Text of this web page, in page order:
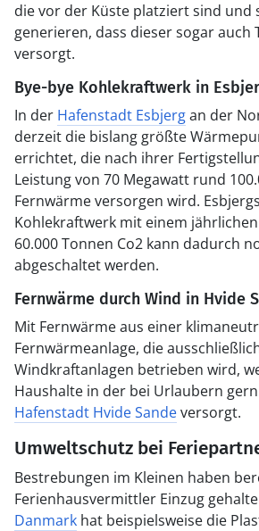
die vor der Küste platziert sind und
generieren, dass dieser sogar auch
versorgt.
Bye-bye Kohlekraftwerk in
In der Hafenstadt Esbjergan der
derzeit die bislang größte
errichtet, die nach ihrer
Leistung von 70 Megawatt rund
Fernwärme versorgen wird.
Kohlekraftwerk mit einem
60.000 Tonnen Co2 kann dadurch
abgeschaltet werden.
Fernwärme durch Wind in Hvide
Mit Fernwärme aus einer
Fernwärmeanlage, die
Windkraftanlagen betrieben wird,
Haushalte in der bei Urlaubern
Hafenstadt Hvide Sandeversorgt.
Umweltschutz bei
Bestrebungen im Kleinen haben
Ferienhausvermittler Einzug
Danmark hat beispielsweise die